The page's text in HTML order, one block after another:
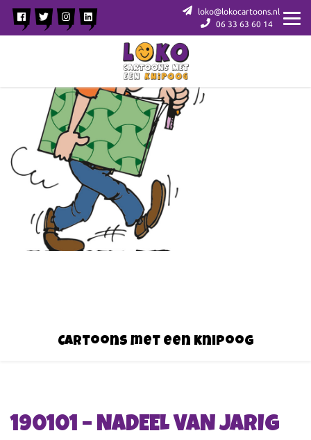
loko@lokocartoons.nl
06 33 63 60 14
Cartoons met een knipoog
190101 – NADEEL VAN JARIG